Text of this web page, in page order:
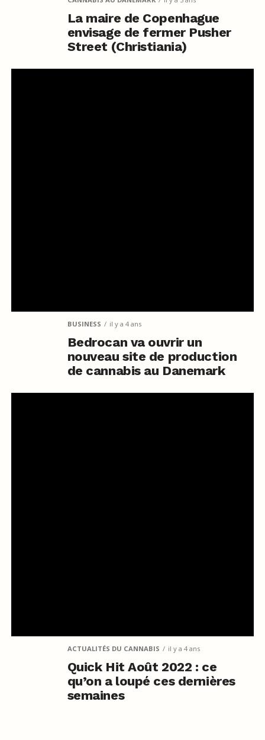
La maire de Copenhague
envisage de fermer Pusher
Street (Christiania)
BUSINESS il y a 4 ans
Bedrocan va ouvrir un
nouveau site de production
de cannabis au Danemark
ACTUALITÉS DU CANNABIS il y a 4 ans
Quick Hit Août 2022 : ce
qu’on a loupé ces dernières
semaines